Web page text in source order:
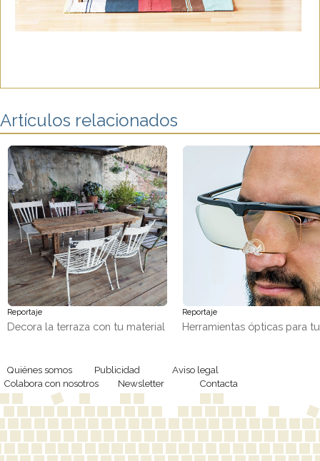
Artículos relacionados
Reportaje
Decora la terraza con tu material
Reportaje
Herramientas ópticas para
Quiénes somos Publicidad
Aviso legal
Colabora con nosotros
Newsletter Contacta